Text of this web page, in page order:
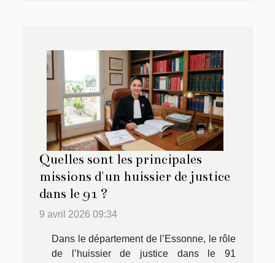
Quelles sont les principales
missions d'un huissier de justice
dans le 91 ?
9 avril 2026 09:34
Dans le département de l’Essonne, le rôle
de l’huissier de justice dans le 91